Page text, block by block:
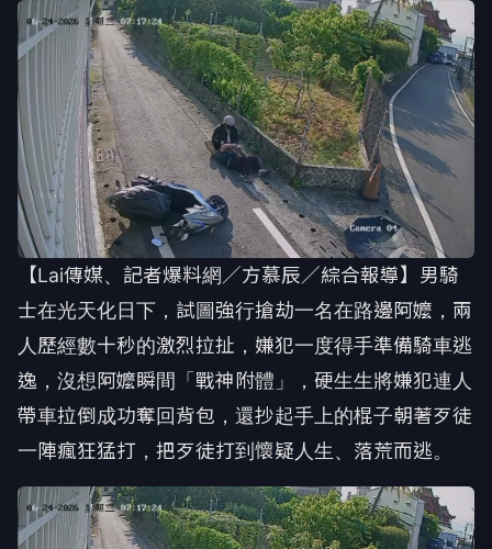
【Lai傳媒、記者爆料網／方慕辰／綜合報導】男騎
士在光天化日下，試圖強行搶劫一名在路邊阿嬤，兩
人歷經數十秒的激烈拉扯，嫌犯一度得手準備騎車逃
逸，沒想阿嬤瞬間「戰神附體」，硬生生將嫌犯連人
帶車拉倒成功奪回背包，還抄起手上的棍子朝著歹徒
一陣瘋狂猛打，把歹徒打到懷疑人生、落荒而逃。